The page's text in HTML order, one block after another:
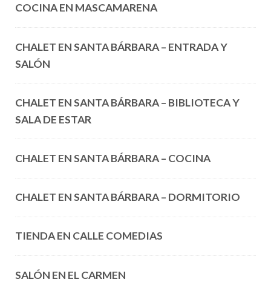
COCINA EN MASCAMARENA
CHALET EN SANTA BÁRBARA – ENTRADA Y
SALÓN
CHALET EN SANTA BÁRBARA – BIBLIOTECA Y
SALA DE ESTAR
CHALET EN SANTA BÁRBARA – COCINA
CHALET EN SANTA BÁRBARA – DORMITORIO
TIENDA EN CALLE COMEDIAS
SALÓN EN EL CARMEN